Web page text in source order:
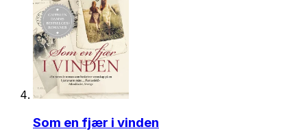
Som en fjær i vinden